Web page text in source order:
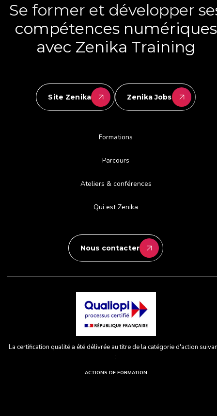
Se former et développer
compétences numériques
avec Zenika Training
Site Zenika Zenika Jobs
Formations
Parcours
Ateliers & conférences
Qui est Zenika
Nous contacter
La certification qualité a été délivrée au titre de la catégorie d'action
:
ACTIONS DE FORMATION